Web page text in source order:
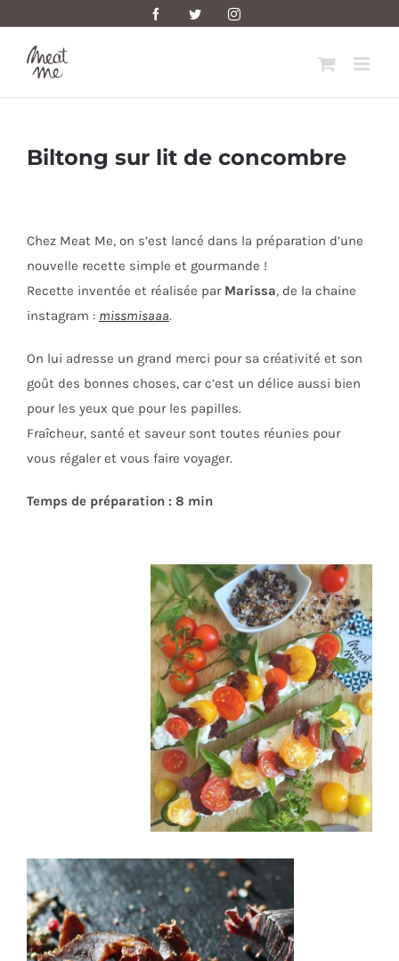
content
FacebookTwitter Instagram
Biltong sur lit de concombre
Chez Meat Me, on s’est lancé dans la préparation d’une
nouvelle recette simple et gourmande !
Recette inventée et réalisée par Marissa, de la chaine
instagram : missmisaaa.
On lui adresse un grand merci pour sa créativité et son
goût des bonnes choses, car c’est un délice aussi bien
pour les yeux que pour les papilles.
Fraîcheur, santé et saveur sont toutes réunies pour
vous régaler et vous faire voyager.
Temps de préparation : 8 min